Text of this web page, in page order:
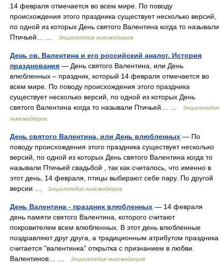
14 февраля отмечается во всем мире. По поводу
происхождения этого праздника существует несколько версий,
по одной из которых День святого Валентина когда то называли
Птичьей… …
Энциклопедия ньюсмейкеров
День св. Валентина и его российский аналог. История
празднования — День святого Валентина, или День
влюбленных – праздник, который 14 февраля отмечается во
всем мире. По поводу происхождения этого праздника
существует несколько версий, по одной из которых День
святого Валентина когда то называли Птичьей… …
Энциклопедия
ньюсмейкеров
День святого Валентина, или День влюбленных — По
поводу происхождения этого праздника существует несколько
версий, по одной из которых День святого Валентина когда то
называли Птичьей свадьбой , так как считалось, что именно в
этот день, 14 февраля, птицы выбирают себе пару. По другой
версии …
Энциклопедия ньюсмейкеров
День Валентина - праздник влюбленных — 14 февраля
день памяти святого Валентина, которого считают
покровителем всем влюбленных. В этот день влюбленные
поздравляют друг друга, а традиционным атрибутом праздника
считается "валентинка" открытка с признанием в любви.
Валентинов… …
Энциклопедия ньюсмейкеров